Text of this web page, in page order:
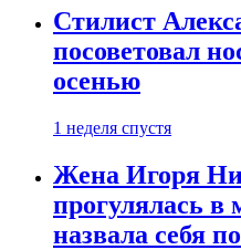
Стилист
посоветовал
осенью
1 неделя спустя
Жена Игоря
прогулялась
назвала себя